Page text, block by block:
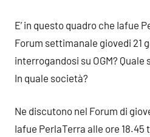
E’ in questo quadro che Iafue
Forum settimanale giovedi 21
interrogandosi su OGM?
In quale società?
Ne discutono nel Forum di
Iafue PerlaTerra alle ore